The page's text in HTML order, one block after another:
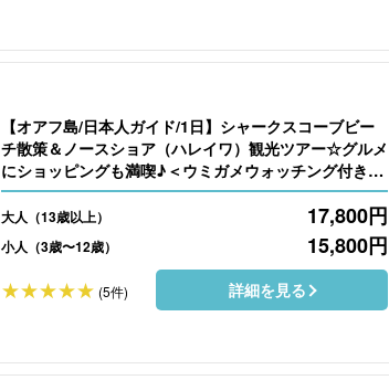
【オアフ島/日本人ガイド/1日】シャークスコーブビー
チ散策＆ノースショア（ハレイワ）観光ツアー☆グルメ
にショッピングも満喫♪＜ウミガメウォッチング付き＞
（No.2）
大人（13歳以上） 17,800円
小人（3歳〜12歳） 15,800円
(5件) 詳細を見る